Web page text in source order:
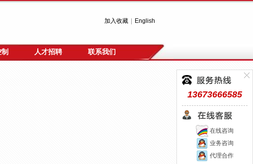
加入收藏 English
人才招聘 联系我们
13673666585
在线咨询
业务咨询
代理合作